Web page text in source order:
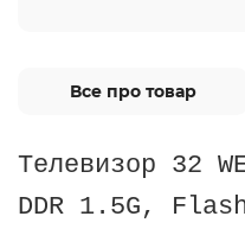
Все про товар
Телевизор 32
DDR 1.5G,